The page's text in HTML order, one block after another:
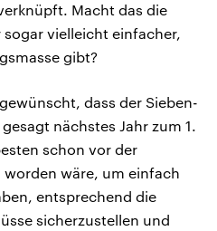
Macht das die
vielleicht einfacher,
gibt?
dass der Sieben-
nächstes Jahr zum 1.
schon vor der
wäre, um einfach
entsprechend die
sicherzustellen und